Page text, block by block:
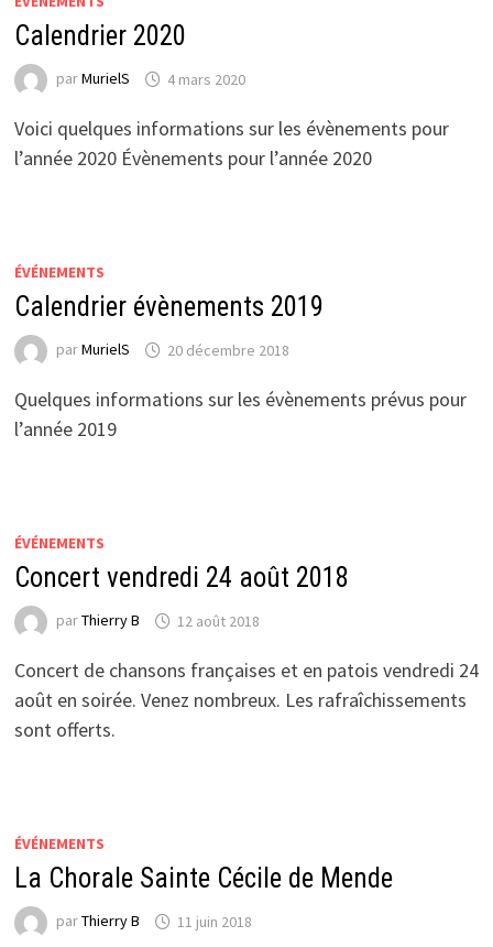
Calendrier 2020
parMurielS 4 mars 2020
Voici quelques informations sur les évènements pour
l’année 2020 Évènements pour l’année 2020
ÉVÉNEMENTS
Calendrier évènements 2019
parMurielS 20 décembre 2018
Quelques informations sur les évènements prévus pour
l’année 2019
ÉVÉNEMENTS
Concert vendredi 24 août 2018
parThierry B 12 août 2018
Concert de chansons françaises et en patois vendredi 24
août en soirée. Venez nombreux. Les rafraîchissements
sont offerts.
ÉVÉNEMENTS
La Chorale Sainte Cécile de Mende
parThierry B 11 juin 2018